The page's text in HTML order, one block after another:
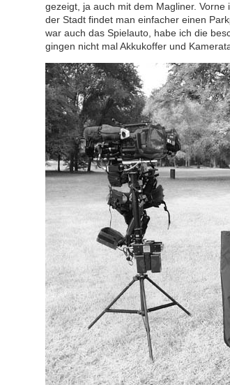
gezeigt, ja auch mit dem Magliner.
der Stadt findet man einfacher einen
war auch das Spielauto, habe ich die
gingen nicht mal Akkukoffer und